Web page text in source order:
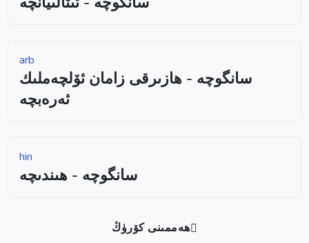
arb
سانگوچە - ھازىرقى زامان ئۆلچەملىك
ئەرەبچە
hin
سانگوچە - ھىندىچە
ھەممىنى كۆرۈڭ